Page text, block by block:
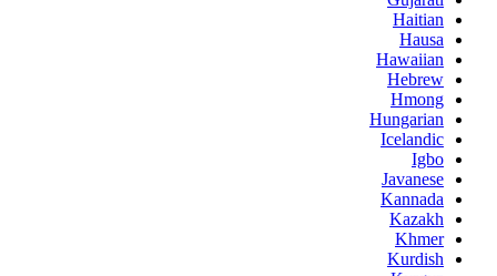
Haitian
Hausa
Hawaiian
Hebrew
Hmong
Hungarian
Icelandic
Igbo
Javanese
Kannada
Kazakh
Khmer
Kurdish